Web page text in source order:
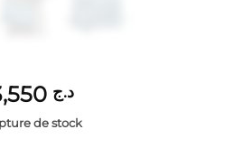
د.ج 3,550
de stock